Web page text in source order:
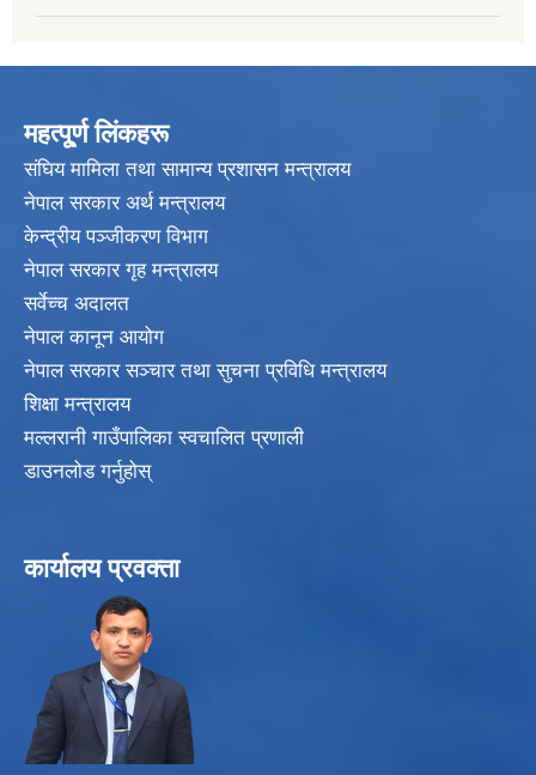
महत्पू्र्ण लिंकहरू
संघिय मामिला तथा सामान्य प्रशासन मन्त्रालय
नेपाल सरकार अर्थ मन्त्रालय
केन्द्रीय पञ्जीकरण विभाग
नेपाल सरकार गृह मन्त्रालय
सर्वेच्च अदालत
नेपाल कानून आयोग
नेपाल सरकार सञ्चार तथा सुचना प्रविधि मन्त्रालय
शिक्षा मन्त्रालय
मल्लरानी गाउँपालिका स्वचालित प्रणाली
डाउनलोड गर्नुहोस्
कार्यालय प्रवक्ता